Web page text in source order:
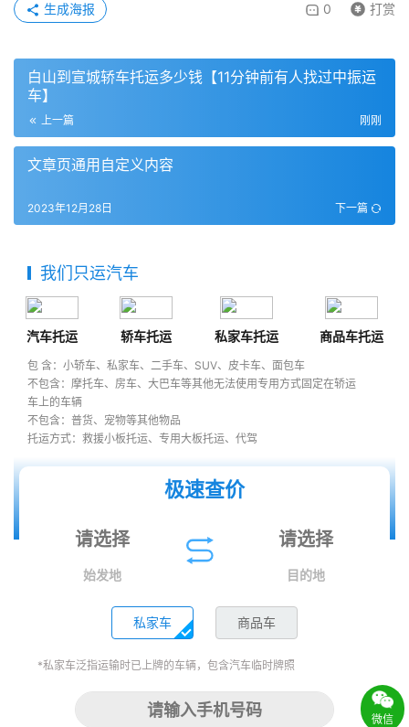
0 打赏
生成海报
白山到宣城轿车托运多少钱【11分钟前有人找过中振运
车】
上一篇 刚刚
文章页通用自定义内容
下一篇
2023年12月28日
我们只运汽车
汽车托运 轿车托运 私家车托运 商品车托运
包 含：小轿车、私家车、二手车、SUV、皮卡车、面包车
不包含：摩托车、房车、大巴车等其他无法使用专用方式固定在轿运
车上的车辆
不包含：普货、宠物等其他物品
托运方式：救援小板托运、专用大板托运、代驾
极速查价
始发地 目的地
私家车 商品车
*私家车泛指运输时已上牌的车辆，包含汽车临时牌照
微信